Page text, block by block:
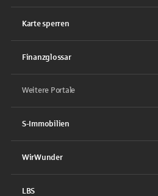
Karte sperren
Finanzglossar
Weitere Portale
S-Immobilien
WirWunder
LBS